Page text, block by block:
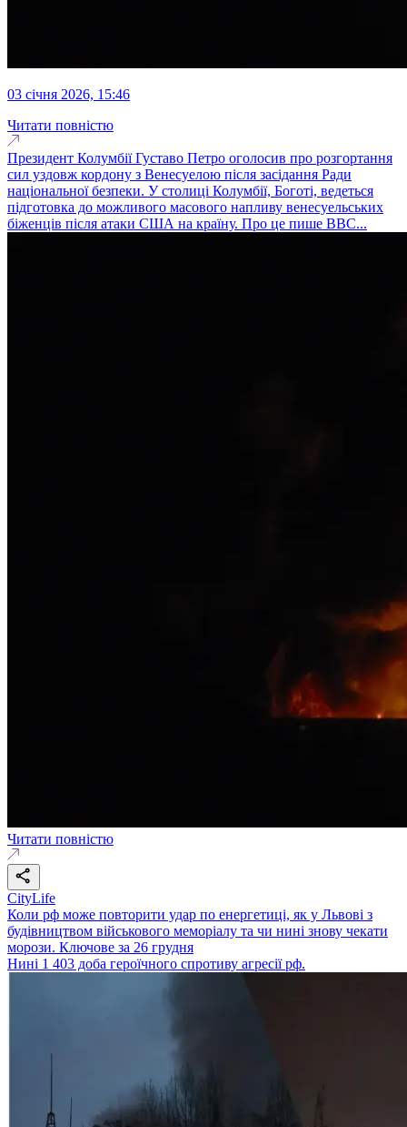
03 січня 2026, 15:46
Читати повністю
Президент Колумбії Густаво Петро оголосив про розгортання
сил уздовж кордону з Венесуелою після засідання Ради
національної безпеки. У столиці Колумбії, Боготі, ведеться
підготовка до можливого масового напливу венесуельських
біженців після атаки США на країну. Про це пише BBC...
Читати повністю
CityLife
Коли рф може повторити удар по енергетиці, як у Львові з
будівництвом військового меморіалу та чи нині знову чекати
морози. Ключове за 26 грудня
Нині 1 403 доба героїчного спротиву агресії рф.